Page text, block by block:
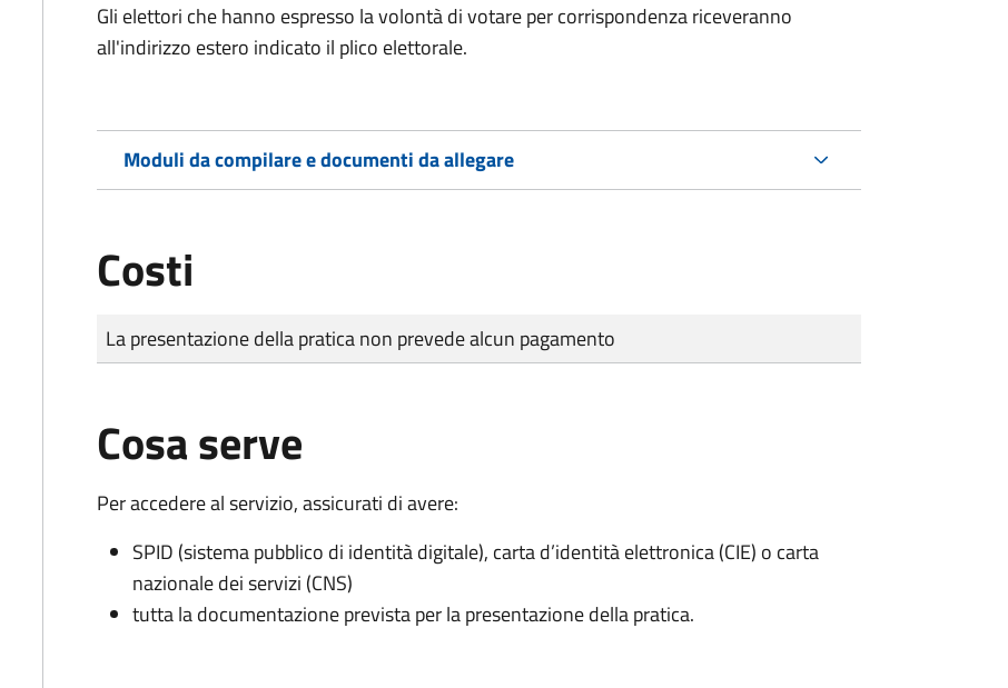
Gli elettori che hanno espresso la volontà di votare per corrispondenza riceveranno
all'indirizzo estero indicato il plico elettorale.
Moduli da compilare e documenti da allegare
Costi
Tipo di pagamento
Importo
La presentazione della pratica non prevede alcun pagamento
Cosa serve
Per accedere al servizio, assicurati di avere:
SPID (sistema pubblico di identità digitale), carta d’identità elettronica (CIE) o carta
nazionale dei servizi (CNS)
tutta la documentazione prevista per la presentazione della pratica.